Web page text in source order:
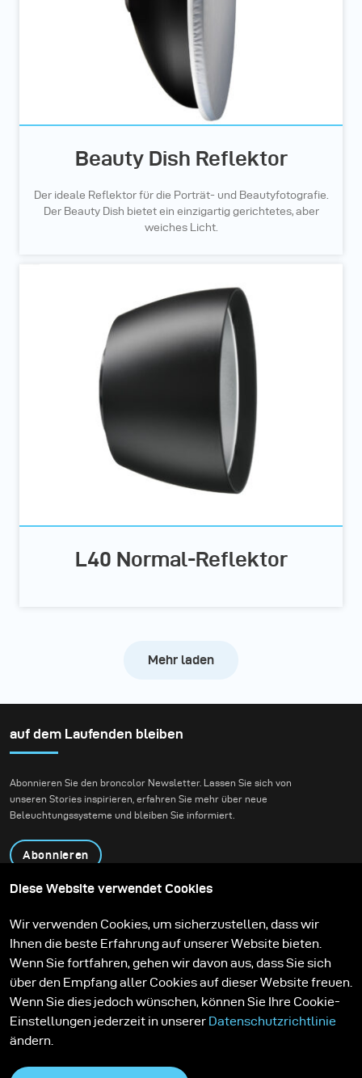
Beauty Dish Reflektor
Der ideale Reflektor für die Porträt- und Beautyfotografie.
Der Beauty Dish bietet ein einzigartig gerichtetes, aber
weiches Licht.
L40 Normal-Reflektor
Mehr laden
auf dem Laufenden bleiben
Abonnieren Sie den broncolor Newsletter. Lassen Sie sich von
unseren Stories inspirieren, erfahren Sie mehr über neue
Beleuchtungssysteme und bleiben Sie informiert.
Abonnieren
Kontakt
Technologien
Contribute to our blog
Lernen
Support
Karriere
Media Center
Diese Website verwendet Cookies
Wir verwenden Cookies, um sicherzustellen, dass wir
Ihnen die beste Erfahrung auf unserer Website bieten.
Wenn Sie fortfahren, gehen wir davon aus, dass Sie sich
über den Empfang aller Cookies auf dieser Website freuen.
Wenn Sie dies jedoch wünschen, können Sie Ihre Cookie-
Einstellungen jederzeit in unserer Datenschutzrichtlinie
ändern.